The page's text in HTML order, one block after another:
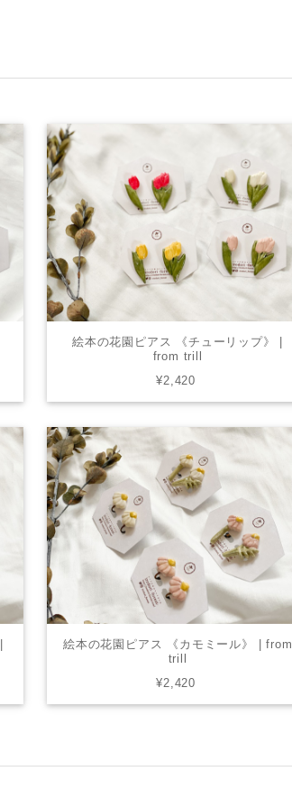
絵本の花園ピアス 《チューリップ》 |
from trill
¥2,420
絵本の花園ピアス 《カモミール》 | from
trill
¥2,420